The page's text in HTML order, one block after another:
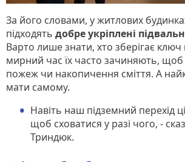
За його словами, у житлових
підходять добре укріплені
Варто лише знати, хто зберігає ключ
мирний час їх часто зачиняють, щоб
пожеж чи накопичення сміття. А
мати самому.
Навіть наш підземний перехід
щоб сховатися у разі чого, -
Триндюк.